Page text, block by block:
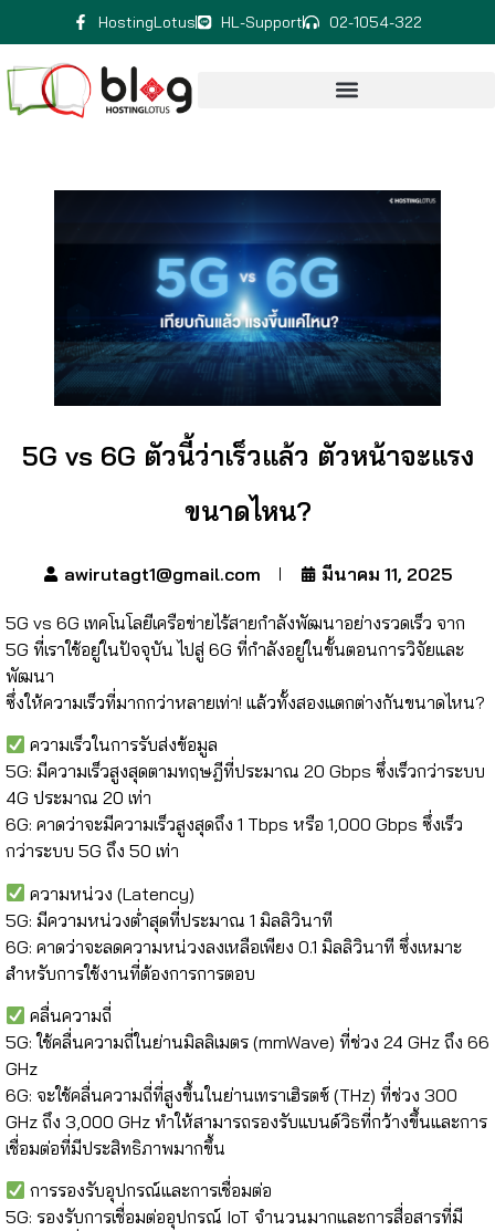
HostingLotus HL-Support 02-1054-322
5G vs 6G ตัวนี้ว่าเร็วแล้ว ตัวหน้าจะแรง
ขนาดไหน?
awirutagt1@gmail.com มีนาคม 11, 2025
5G vs 6G เทคโนโลยีเครือข่ายไร้สายกำลังพัฒนาอย่างรวดเร็ว จาก
5G ที่เราใช้อยู่ในปัจจุบัน ไปสู่ 6G ที่กำลังอยู่ในขั้นตอนการวิจัยและ
พัฒนา
ซึ่งให้ความเร็วที่มากกว่าหลายเท่า! แล้วทั้งสองแตกต่างกันขนาดไหน?
ความเร็วในการรับส่งข้อมูล
5G: มีความเร็วสูงสุดตามทฤษฎีที่ประมาณ 20 Gbps ซึ่งเร็วกว่าระบบ
4G ประมาณ 20 เท่า ​
6G: คาดว่าจะมีความเร็วสูงสุดถึง 1 Tbps หรือ 1,000 Gbps ซึ่งเร็ว
กว่าระบบ 5G ถึง 50 เท่า ​
ความหน่วง (Latency)
5G: มีความหน่วงต่ำสุดที่ประมาณ 1 มิลลิวินาที​
6G: คาดว่าจะลดความหน่วงลงเหลือเพียง 0.1 มิลลิวินาที ซึ่งเหมาะ
สำหรับการใช้งานที่ต้องการการตอบ
คลื่นความถี่
5G: ใช้คลื่นความถี่ในย่านมิลลิเมตร (mmWave) ที่ช่วง 24 GHz ถึง 66
GHz ​
6G: จะใช้คลื่นความถี่ที่สูงขึ้นในย่านเทราเฮิรตซ์ (THz) ที่ช่วง 300
GHz ถึง 3,000 GHz ทำให้สามารถรองรับแบนด์วิธที่กว้างขึ้นและการ
เชื่อมต่อที่มีประสิทธิภาพมากขึ้น ​
การรองรับอุปกรณ์และการเชื่อมต่อ
5G: รองรับการเชื่อมต่ออุปกรณ์ IoT จำนวนมากและการสื่อสารที่มี